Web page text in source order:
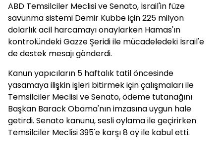
ABD Temsilciler Meclisi ve Senato, İsrail'in füze
savunma sistemi Demir Kubbe için 225 milyon
dolarlık acil harcamayı onaylarken Hamas'ın
kontrolündeki Gazze Şeridi ile mücadeledeki İsrail'e
de destek mesajı gönderdi.
Kanun yapıcıların 5 haftalık tatil öncesinde
yasamaya ilişkin işleri bitirmek için çalışmaları ile
Temsilciler Meclisi ve Senato, ödeme tutanağını
Başkan Barack Obama'nın imzasına uygun hale
getirdi. Senato kanunu, sesli oylama ile geçirirken
Temsilciler Meclisi 395'e karşı 8 oy ile kabul etti.